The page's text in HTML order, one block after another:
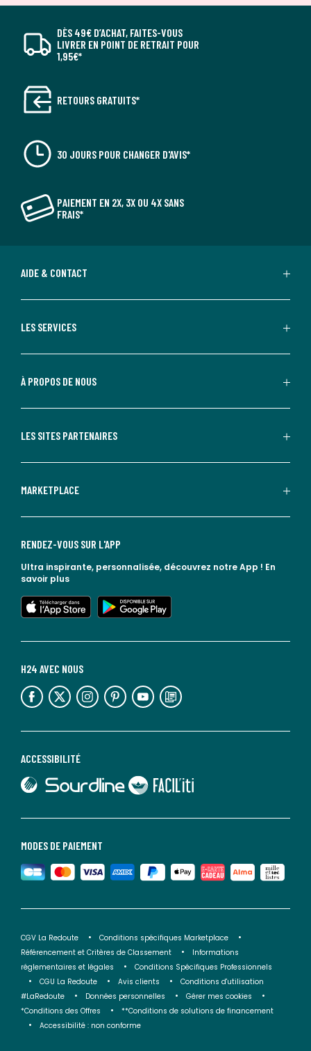
DÈS 49€ D’ACHAT, FAITES-VOUS
LIVRER EN POINT DE RETRAIT POUR
1,95€*
RETOURS GRATUITS*
30 JOURS POUR CHANGER D'AVIS*
PAIEMENT EN 2X, 3X OU 4X SANS
FRAIS*
AIDE & CONTACT
LES SERVICES
À PROPOS DE NOUS
LES SITES PARTENAIRES
MARKETPLACE
MODES DE PAIEMENT
ACCESSIBILITÉ
lien vers Sourdline
lien vers Faciliti
H24 AVEC NOUS
lien vers l'espace réseaux sociaux lien vers l'espace réseaux sociaux lien vers l'espace réseaux sociaux lien vers l'espace réseaux sociaux lien vers l'espace réseaux sociaux lien vers le blog la redoute
RENDEZ-VOUS SUR L'APP
Ultra inspirante, personnalisée, découvrez notre App ! En
savoir plus
lien vers l'app store
lien vers google play
CGV La Redoute
Conditions spécifiques Marketplace
Référencement et Critères de Classement
Informations
réglementaires et légales
Conditions Spécifiques Professionnels
CGU La Redoute
Avis clients
Conditions d'utilisation
#LaRedoute
Données personnelles
Gérer mes cookies
*Conditions des Offres
**Conditions de solutions de financement
Accessibilité : non conforme